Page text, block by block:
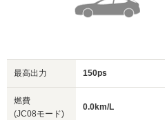
最高出力 150ps
燃費
(JC08モード)
0.0km/L